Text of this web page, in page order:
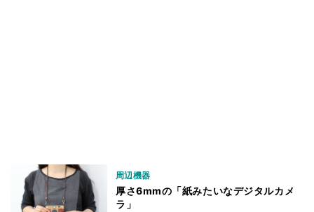
周辺機器
厚さ6mmの「紙みたいなデジタルカメ
ラ」